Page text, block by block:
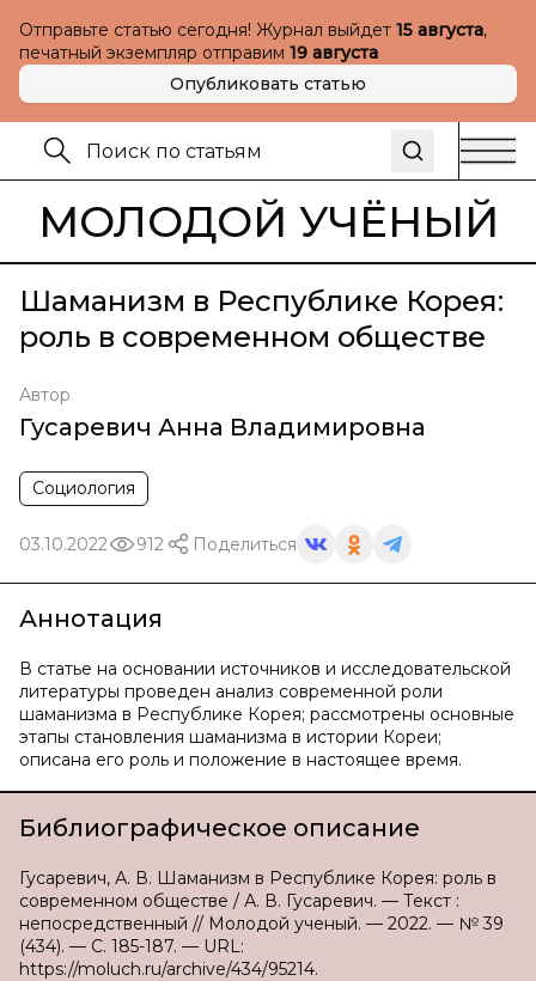
Отправьте статью сегодня! Журнал выйдет 15 августа,
печатный экземпляр отправим 19 августа
Опубликовать статью
МОЛОДОЙ УЧЁНЫЙ
Шаманизм в Республике Корея:
роль в современном обществе
Автор
Гусаревич Анна Владимировна
Социология
03.10.2022 912 Поделиться
Аннотация
В статье на основании источников и исследовательской
литературы проведен анализ современной роли
шаманизма в Республике Корея; рассмотрены основные
этапы становления шаманизма в истории Кореи;
описана его роль и положение в настоящее время.
Библиографическое описание
Гусаревич, А. В. Шаманизм в Республике Корея: роль в
современном обществе / А. В. Гусаревич. — Текст :
непосредственный // Молодой ученый. — 2022. — № 39
(434). — С. 185-187. — URL:
https://moluch.ru/archive/434/95214.